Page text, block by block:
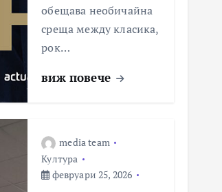
обещава необичайна
среща между класика,
рок…
виж повече
media team
Култура
февруари 25, 2026